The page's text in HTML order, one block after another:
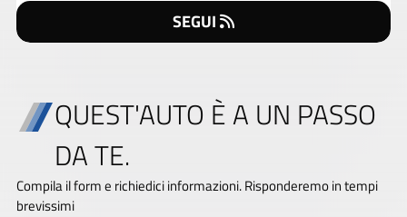
SEGUI
QUEST'AUTO È A UN PASSO
DA TE.
Compila il form e richiedici informazioni. Risponderemo in tempi
brevissimi